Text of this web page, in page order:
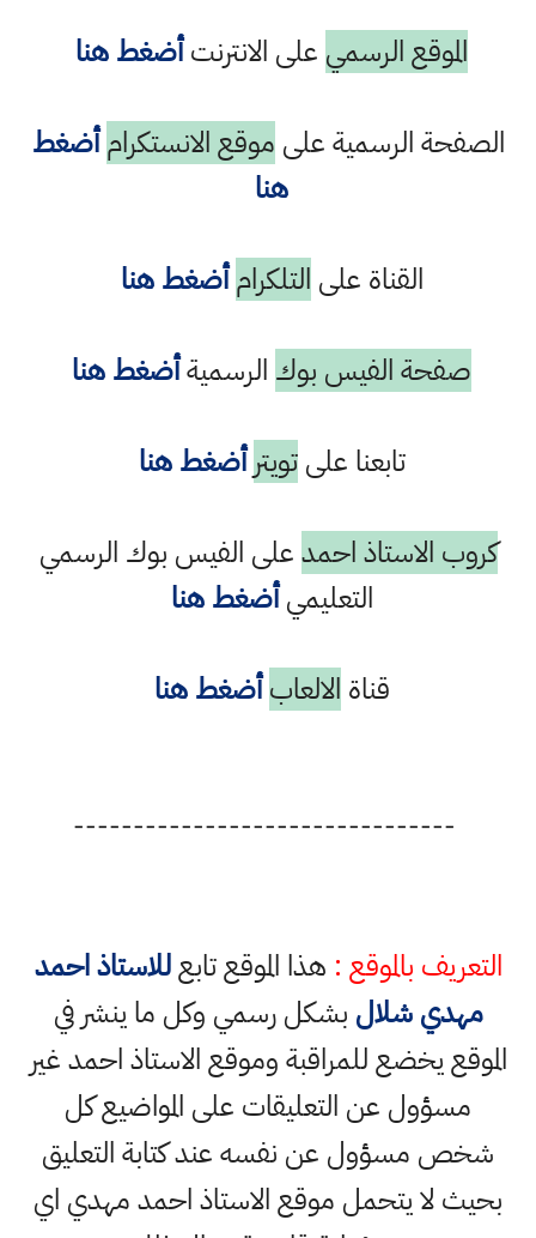
الموقع الرسمي على الانترنتأضغط هنا
الصفحة الرسمية على موقع الانستكرام أضغط
هنا
القناة على التلكرام أضغط هنا
صفحة الفيس بوك الرسميةأضغط هنا
تابعنا علىتويتر أضغط هنا
كروب الاستاذ احمدعلى الفيس بوك الرسمي
التعليميأضغط هنا
قناة الالعاب أضغط هنا
--------------------------------
التعريف بالموقع : هذا الموقع تابعللاستاذ احمد
مهدي شلال بشكل رسمي وكل ما ينشر في
الموقع يخضع للمراقبة وموقع الاستاذ احمد غير
مسؤول عن التعليقات على المواضيع كل
شخص مسؤول عن نفسه عند كتابة التعليق
بحيث لا يتحمل موقع الاستاذ احمد مهدي اي